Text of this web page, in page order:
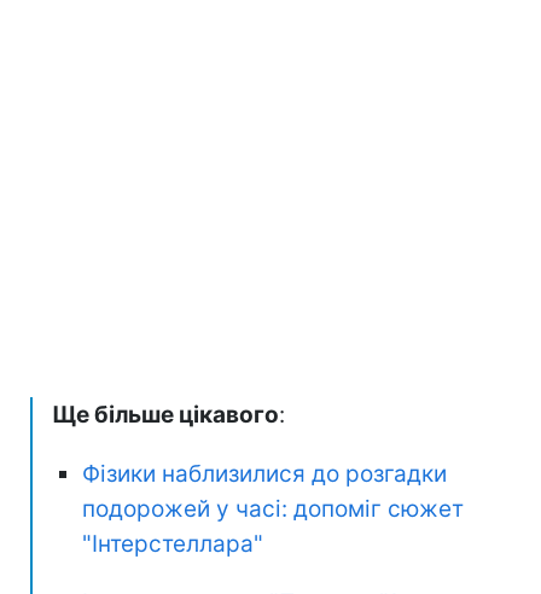
Ще більше цікавого:
Фізики наблизилися до розгадки
подорожей у часі: допоміг сюжет
"Інтерстеллара"